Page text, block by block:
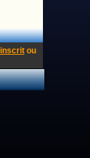
inscritou